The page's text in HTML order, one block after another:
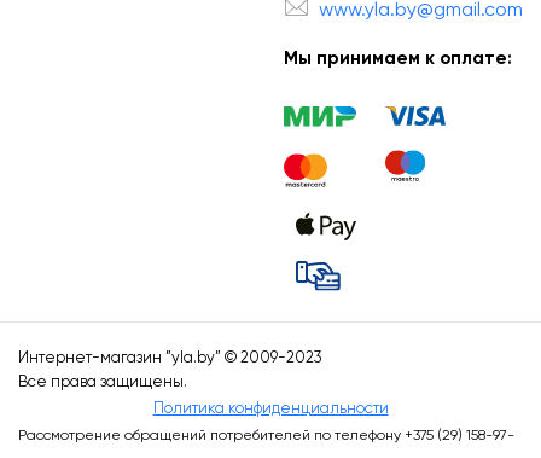
www.yla.by@gmail.com
Мы принимаем к оплате:
Интернет-магазин ”yla.by” © 2009-2023
Все права защищены.
Политика конфиденциальности
Рассмотрение обращений потребителей по телефону +375 (29) 158-97-